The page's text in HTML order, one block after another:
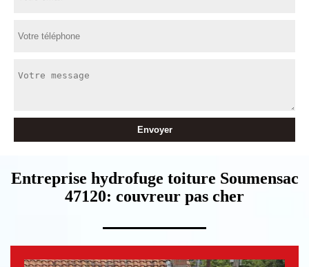
Entreprise hydrofuge toiture Soumensac
47120: couvreur pas cher